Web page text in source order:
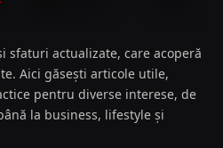
sfaturi actualizate, care acoperă
Aici găsești articole utile,
pentru diverse interese, de
la business, lifestyle și